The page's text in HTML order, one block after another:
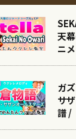
天
ニ
ガ
サ
譜 /